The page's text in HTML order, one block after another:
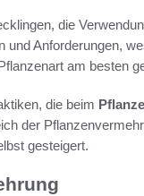
die
und Anforderungen,
am besten
die beim
der
gesteigert.